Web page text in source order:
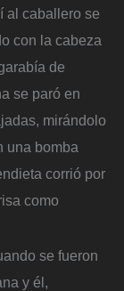
al caballero se
con la cabeza
de
se paró en
mirándolo
una bomba
corrió por
como
se fueron
y él,